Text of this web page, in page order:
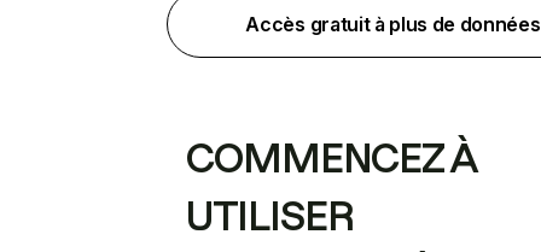
Accès gratuit à plus de données
COMMENCEZ À
UTILISER